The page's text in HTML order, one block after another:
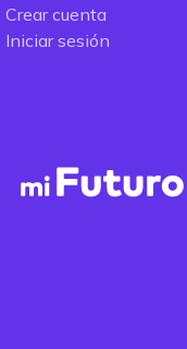
Crear cuenta
Iniciar sesión